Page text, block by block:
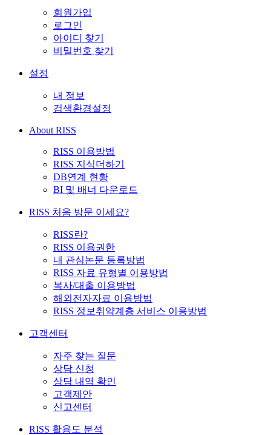
회원가입
로그인
아이디 찾기
비밀번호 찾기
설정
내 정보
검색환경설정
About RISS
RISS 이용방법
RISS 지식더하기
DB연계 현황
BI 및 배너 다운로드
RISS 처음 방문 이세요?
RISS란?
RISS 이용권한
내 관심논문 등록방법
RISS 자료 유형별 이용방법
복사/대출 이용방법
해외전자자료 이용방법
RISS 정보취약계층 서비스 이용방법
고객센터
자주 찾는 질문
상담 신청
상담 내역 확인
고객제안
신고센터
RISS 활용도 분석